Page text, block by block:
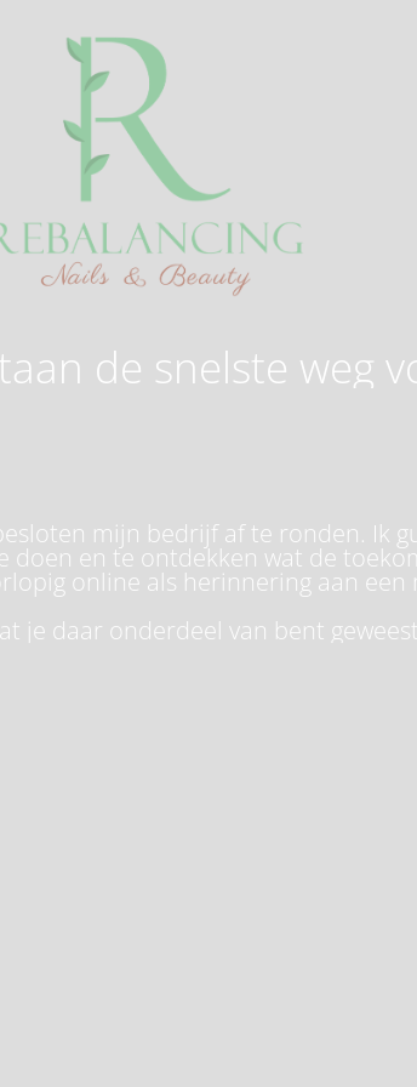
de snelste weg
mijn bedrijf af te ronden. Ik
doen en te ontdekken wat de
online als herinnering aan een
je daar onderdeel van bent